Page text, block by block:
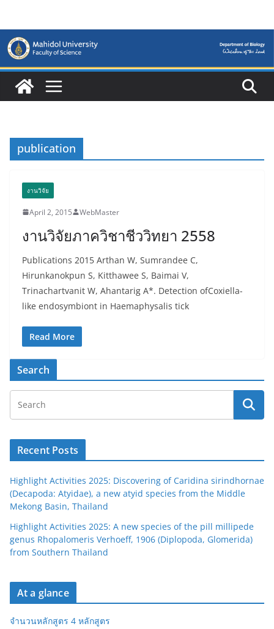
content
publication
งานวิจัย
April 2, 2015 WebMaster
งานวิจัยภาควิชาชีววิทยา 2558
Publications 2015 Arthan W, Sumrandee C,
Hirunkanokpun S, Kitthawee S, Baimai V,
Trinachartvanit W, Ahantarig A*. Detection ofCoxiella-
like endosymbiont in Haemaphysalis tick
Read More
Search
Recent Posts
Highlight Activities 2025: Discovering of Caridina sirindhornae
(Decapoda: Atyidae), a new atyid species from the Middle
Mekong Basin, Thailand
Highlight Activities 2025: A new species of the pill millipede
genus Rhopalomeris Verhoeff, 1906 (Diplopoda, Glomerida)
from Southern Thailand
At a glance
จำนวนหลักสูตร 4 หลักสูตร